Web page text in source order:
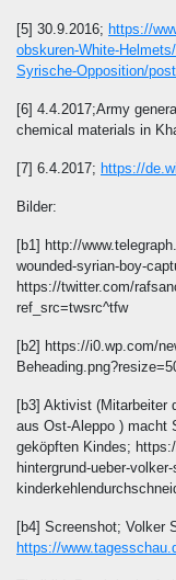
[5] 30.9.2016; https://
obskuren-White-
Syrische-Opposition/
[6] 4.4.2017;Army
chemical materials in
[7] 6.4.2017; https://
Bilder:
[b1] http://
wounded-syrian-boy-
https://twitter.com/
ref_src=twsrc^tfw
[b2] https://i0.wp.com/
[b3] Aktivist (Mitarbeiter
aus Ost-Aleppo ) macht
geköpften Kindes;
hintergrund-ueber-
[b4] Screenshot; Volker
https://